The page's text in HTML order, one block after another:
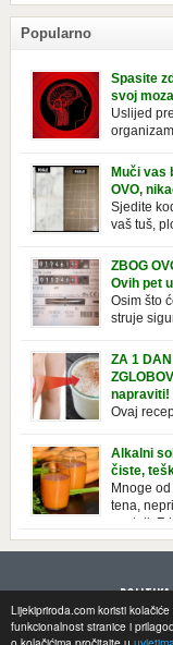
Lijekipriroda.com koristi
funkcionalnost stranice i
Popularno
Spasite
svoj
Uslijed
ostavlja
izazvati stres,
pretjerana briga može
izazvati bljedilo lica?
Muči vas
OVO,
Sjedite
vaš tuš,
se
ne izgleda nikako
pripravak koji sami
ZBOG
Ovih pet
Osim što
struje
Znate li da vaši
je popis uređaja koji
mirovanja: Punjač
ZA 1 DAN
napraviti!
Ovaj
bolna koljena i
uglavnom javlja u
se takođe može
duže vrijeme. Srećom,
Alkalni
čiste,
Mnoge
tena,
nestati.
namirnice u pravilnoj
sokovi i […]